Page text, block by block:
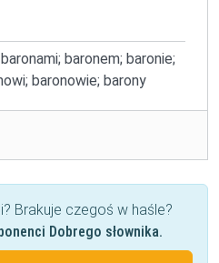
baronem; baronie;
baronowie; barony
Brakuje czegoś w haśle?
Dobrego słownika.